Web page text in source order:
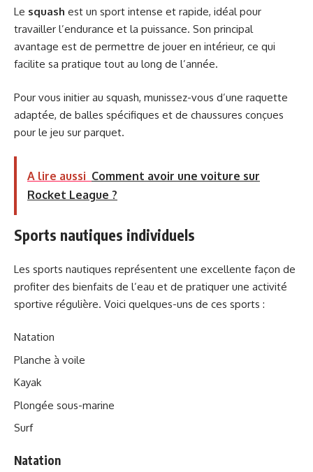
Le squash est un sport intense et rapide, idéal pour
travailler l’endurance et la puissance. Son principal
avantage est de permettre de jouer en intérieur, ce qui
facilite sa pratique tout au long de l’année.
Pour vous initier au squash, munissez-vous d’une raquette
adaptée, de balles spécifiques et de chaussures conçues
pour le jeu sur parquet.
A lire aussi Comment avoir une voiture sur
Rocket League ?
Sports nautiques individuels
Les sports nautiques représentent une excellente façon de
profiter des bienfaits de l’eau et de pratiquer une activité
sportive régulière. Voici quelques-uns de ces sports :
Natation
Planche à voile
Kayak
Plongée sous-marine
Surf
Natation